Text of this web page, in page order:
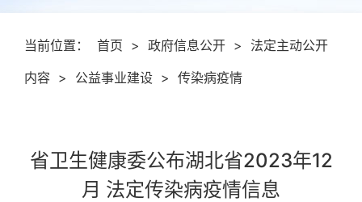
当前位置： 首页 > 政府信息公开 >
法定主动公开
内容 > 公益事业建设 > 传染病疫情
省卫生健康委公布湖北省2023年12
月 法定传染病疫情信息